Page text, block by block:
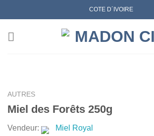
to
COTE D´IVOIRE
AUTRES
Miel des Forêts 250g
Vendeur: Miel Royal